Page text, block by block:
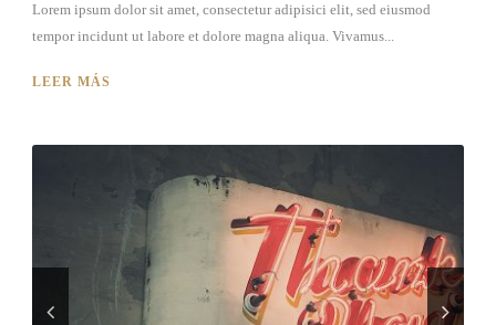
Lorem ipsum dolor sit amet, consectetur adipisici elit, sed eiusmod
tempor incidunt ut labore et dolore magna aliqua. Vivamus...
LEER MÁS